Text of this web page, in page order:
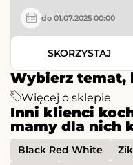
Wybierz temat,
Więcej o sklepie
Inni klienci
mamy dla nich
Black Red White
do 01.07.2025 00:00
SKORZYSTAJ